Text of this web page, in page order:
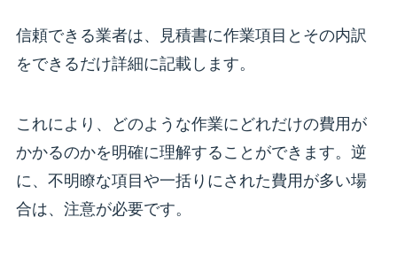
信頼できる業者は、見積書に作業項目とその内訳
をできるだけ詳細に記載します。
これにより、どのような作業にどれだけの費用が
かかるのかを明確に理解することができます。逆
に、不明瞭な項目や一括りにされた費用が多い場
合は、注意が必要です。